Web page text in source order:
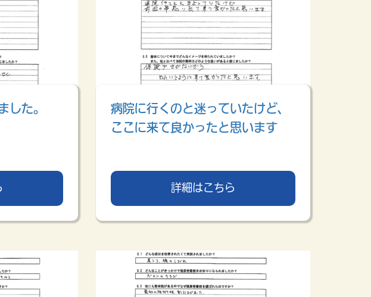
した。
病院に行くのと迷っていたけど、
ここに来て良かったと思います
詳細はこちら